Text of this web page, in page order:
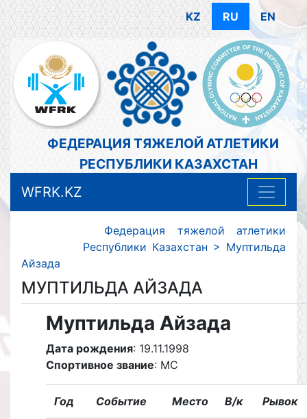
KZ RU EN
ФЕДЕРАЦИЯ ТЯЖЕЛОЙ АТЛЕТИКИ
РЕСПУБЛИКИ КАЗАХСТАН
WFRK.KZ
Федерация тяжелой атлетики
Республики Казахстан > Муптильда
Айзада
МУПТИЛЬДА АЙЗАДА
Муптильда Айзада
Дата рождения: 19.11.1998
Спортивное звание: МС
Год Событие Место В/к Рывок